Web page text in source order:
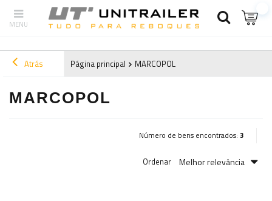
Atrás Página principal MARCOPOL
MARCOPOL
Número de bens encontrados: 3
Ordenar Melhor relevância